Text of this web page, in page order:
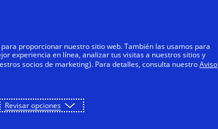
proporcionar nuestro sitio web. También las usamos para
experiencia en línea, analizar tus visitas a nuestros sitios y
socios de marketing). Para detalles, consulta nuestroAviso
Revisar opciones